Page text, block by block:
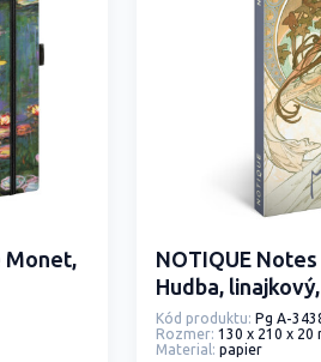
Monet,
NOTIQUE
Hudba,
Kód produktu: Pg A-
Rozmer: 130 x 210 x 20
Material: papier